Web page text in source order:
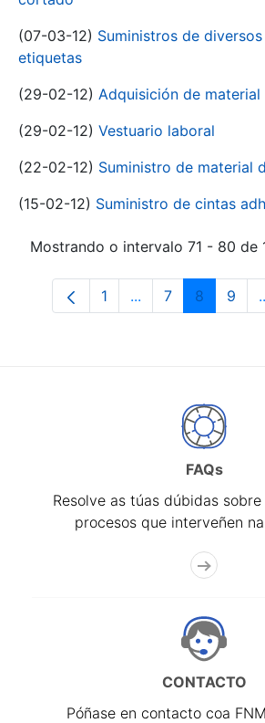
(07-03-12) Suministros de
etiquetas
(29-02-12) Adquisición de
(29-02-12) Vestuario laboral
(22-02-12) Suministro de material
(15-02-12) Suministro de cintas
Mostrando o intervalo 71 - 80 de
Páxina
1 ...Páxinas
Páxina
7 Páxina
8 9
FAQs
Resolve as túas dúbidas
procesos que interveñen
CONTACTO
Póñase en contacto coa